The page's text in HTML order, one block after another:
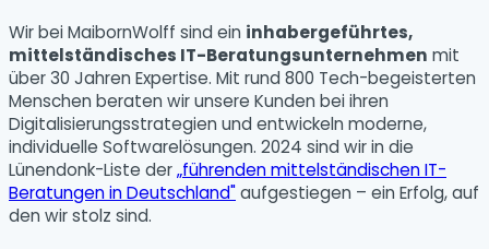
Wir bei MaibornWolff sind ein inhabergeführtes,
mittelständisches IT-Beratungsunternehmen mit
über 30 Jahren Expertise. Mit rund 800 Tech-begeisterten
Menschen beraten wir unsere Kunden bei ihren
Digitalisierungsstrategien und entwickeln moderne,
individuelle Softwarelösungen. 2024 sind wir in die
Lünendonk-Liste der„führenden mittelständischen IT-
Beratungen in Deutschland"aufgestiegen – ein Erfolg, auf
den wir stolz sind.